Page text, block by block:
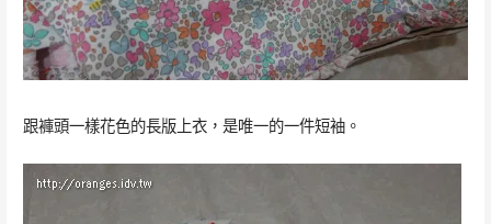
跟褲頭一樣花色的長版上衣，是唯一的一件短袖。